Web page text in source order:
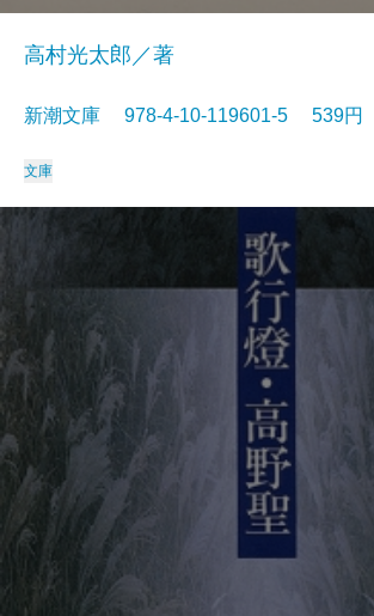
高村光太郎／著
新潮文庫 978-4-10-119601-5 539円
文庫